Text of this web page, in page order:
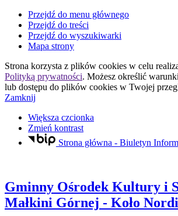
Przejdź do menu głównego
Przejdź do treści
Przejdź do wyszukiwarki
Mapa strony
Strona korzysta z plików cookies w celu
Polityką prywatności. Możesz określić
lub dostępu do plików cookies w Twojej
Zamknij
Większa czcionka
Zmień kontrast
Strona główna - Biuletyn
Gminny Ośrodek Kultury i
Małkini Górnej - Koło